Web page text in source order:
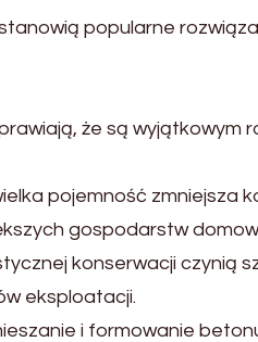
popularne
że są wyjątkowym
pojemność zmniejsza
gospodarstw
konserwacji czynią
eksploatacji.
i formowanie